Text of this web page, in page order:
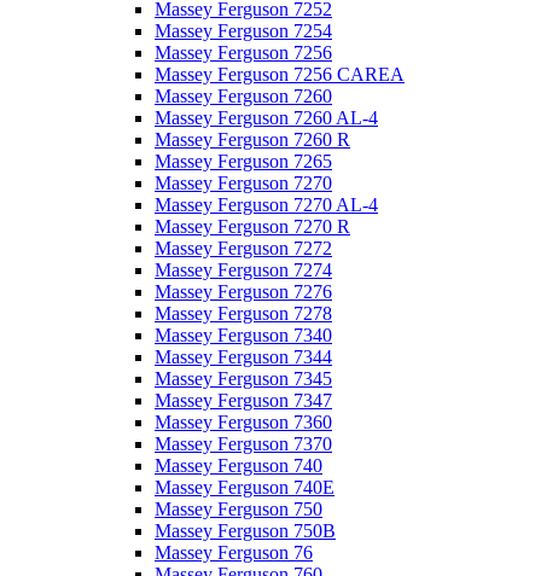
Massey Ferguson 7252
Massey Ferguson 7254
Massey Ferguson 7256
Massey Ferguson 7256 CAREA
Massey Ferguson 7260
Massey Ferguson 7260 AL-4
Massey Ferguson 7260 R
Massey Ferguson 7265
Massey Ferguson 7270
Massey Ferguson 7270 AL-4
Massey Ferguson 7270 R
Massey Ferguson 7272
Massey Ferguson 7274
Massey Ferguson 7276
Massey Ferguson 7278
Massey Ferguson 7340
Massey Ferguson 7344
Massey Ferguson 7345
Massey Ferguson 7347
Massey Ferguson 7360
Massey Ferguson 7370
Massey Ferguson 740
Massey Ferguson 740E
Massey Ferguson 750
Massey Ferguson 750B
Massey Ferguson 76